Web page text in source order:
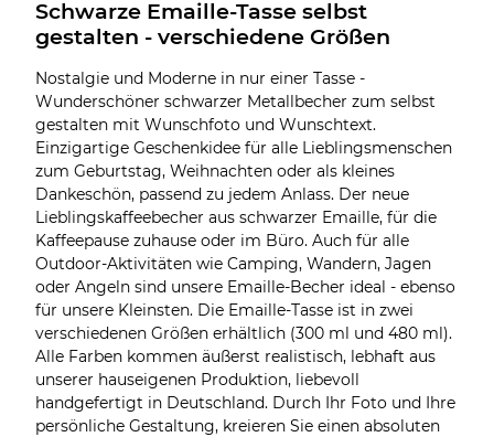
Schwarze Emaille-Tasse selbst
gestalten - verschiedene Größen
Nostalgie und Moderne in nur einer Tasse -
Wunderschöner schwarzer Metallbecher zum selbst
gestalten mit Wunschfoto und Wunschtext.
Einzigartige Geschenkidee für alle Lieblingsmenschen
zum Geburtstag, Weihnachten oder als kleines
Dankeschön, passend zu jedem Anlass. Der neue
Lieblingskaffeebecher aus schwarzer Emaille, für die
Kaffeepause zuhause oder im Büro. Auch für alle
Outdoor-Aktivitäten wie Camping, Wandern, Jagen
oder Angeln sind unsere Emaille-Becher ideal - ebenso
für unsere Kleinsten. Die Emaille-Tasse ist in zwei
verschiedenen Größen erhältlich (300 ml und 480 ml).
Alle Farben kommen äußerst realistisch, lebhaft aus
unserer hauseigenen Produktion, liebevoll
handgefertigt in Deutschland. Durch Ihr Foto und Ihre
persönliche Gestaltung, kreieren Sie einen absoluten